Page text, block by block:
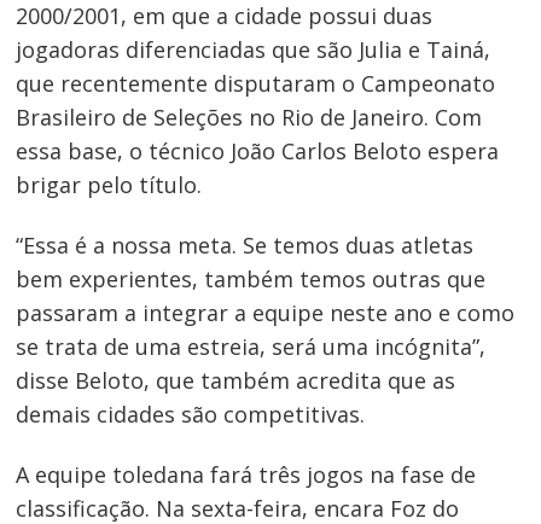
2000/2001, em que a cidade possui duas
jogadoras diferenciadas que são Julia e Tainá,
que recentemente disputaram o Campeonato
Brasileiro de Seleções no Rio de Janeiro. Com
essa base, o técnico João Carlos Beloto espera
brigar pelo título.
“Essa é a nossa meta. Se temos duas atletas
bem experientes, também temos outras que
passaram a integrar a equipe neste ano e como
se trata de uma estreia, será uma incógnita”,
disse Beloto, que também acredita que as
demais cidades são competitivas.
A equipe toledana fará três jogos na fase de
classificação. Na sexta-feira, encara Foz do